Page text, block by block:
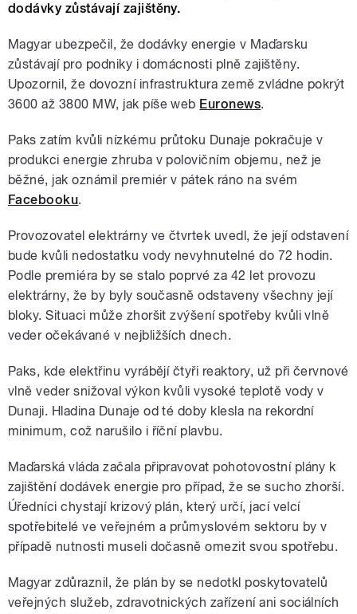
dodávky zůstávají zajištěny.
Magyar ubezpečil, že dodávky energie v Maďarsku
zůstávají pro podniky i domácnosti plně zajištěny.
Upozornil, že dovozní infrastruktura země zvládne pokrýt
3600 až 3800 MW, jak píše web Euronews.
Paks zatím kvůli nízkému průtoku Dunaje pokračuje v
produkci energie zhruba v polovičním objemu, než je
běžné, jak oznámil premiér v pátek ráno na svém
Facebooku.
Provozovatel elektrárny ve čtvrtek uvedl, že její odstavení
bude kvůli nedostatku vody nevyhnutelné do 72 hodin.
Podle premiéra by se stalo poprvé za 42 let provozu
elektrárny, že by byly současně odstaveny všechny její
bloky. Situaci může zhoršit zvýšení spotřeby kvůli vlně
veder očekávané v nejbližších dnech.
Paks, kde elektřinu vyrábějí čtyři reaktory, už při červnové
vlně veder snižoval výkon kvůli vysoké teplotě vody v
Dunaji. Hladina Dunaje od té doby klesla na rekordní
minimum, což narušilo i říční plavbu.
Maďarská vláda začala připravovat pohotovostní plány k
zajištění dodávek energie pro případ, že se sucho zhorší.
Úředníci chystají krizový plán, který určí, jací velcí
spotřebitelé ve veřejném a průmyslovém sektoru by v
případě nutnosti museli dočasně omezit svou spotřebu.
Magyar zdůraznil, že plán by se nedotkl poskytovatelů
veřejných služeb, zdravotnických zařízení ani sociálních